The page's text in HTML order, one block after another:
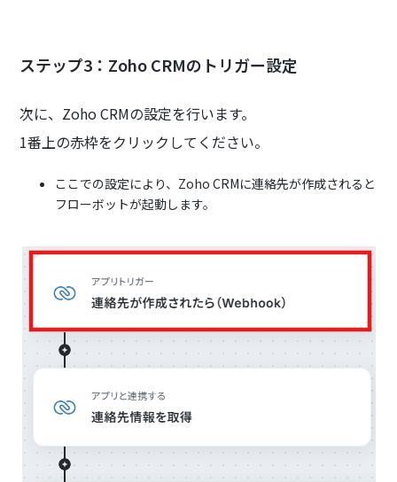
ステップ3：Zoho CRMのトリガー設定
次に、Zoho CRMの設定を行います。
1番上の赤枠をクリックしてください。
ここでの設定により、Zoho CRMに連絡先が作成されると
フローボットが起動します。